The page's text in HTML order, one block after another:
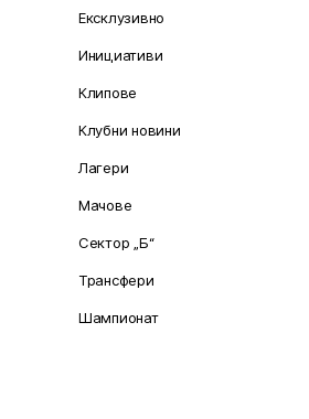
Ексклузивно
Инициативи
Клипове
Клубни новини
Лагери
Мачове
Сектор „Б“
Трансфери
Шампионат